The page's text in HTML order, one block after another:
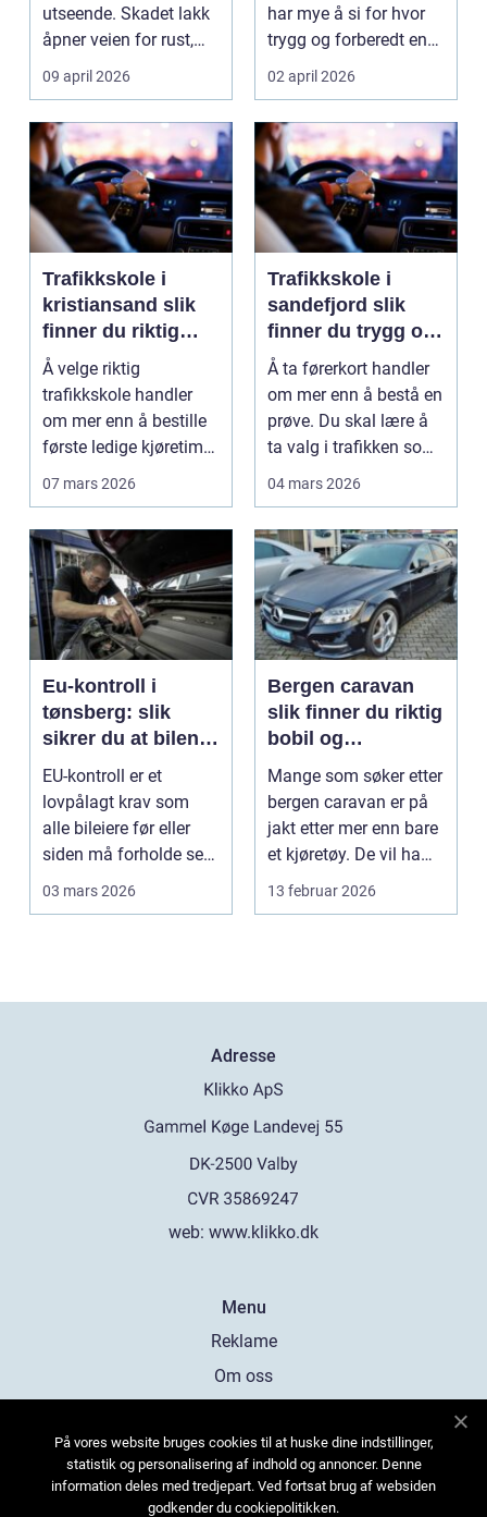
utseende. Skadet lakk
åpner veien for rust,
verdifall og dy...
09 april 2026
har mye å si for hvor
trygg og forberedt en
elev føler seg når ...
02 april 2026
Trafikkskole i
kristiansand slik
finner du riktig
opplæring
Å velge riktig
trafikkskole handler
om mer enn å bestille
første ledige kjøretime.
For mange er føre...
07 mars 2026
Trafikkskole i
sandefjord slik
finner du trygg og
effektiv opplæring
Å ta førerkort handler
om mer enn å bestå en
prøve. Du skal lære å
ta valg i trafikken som
påvirker ...
04 mars 2026
Eu-kontroll i
tønsberg: slik
sikrer du at bilen
går gjennom
EU-kontroll er et
lovpålagt krav som
alle bileiere før eller
siden må forholde seg
til. For mange bl...
03 mars 2026
Bergen caravan
slik finner du riktig
bobil og
campingvogn på
vestlandet
Mange som søker etter
bergen caravan er på
jakt etter mer enn bare
et kjøretøy. De vil ha
frihet, fl...
13 februar 2026
Adresse
web: www.klikko.dk
Menu
Reklame
Om oss
Kontakt Oss
Sitemap
På vores website bruges cookies til at huske dine indstillinger,
statistik og personalisering af indhold og annoncer. Denne
information deles med tredjepart. Ved fortsat brug af websiden
godkender du cookiepolitikken.